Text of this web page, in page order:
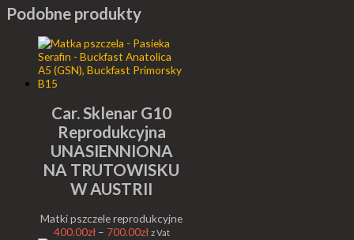
Podobne produkty
Car. Sklenar G10
Reprodukcyjna
UNASIENNIONA
NA TRUTOWISKU
W AUSTRII
Matki pszczele reprodukcyjne
400.00zł – 700.00zł z Vat